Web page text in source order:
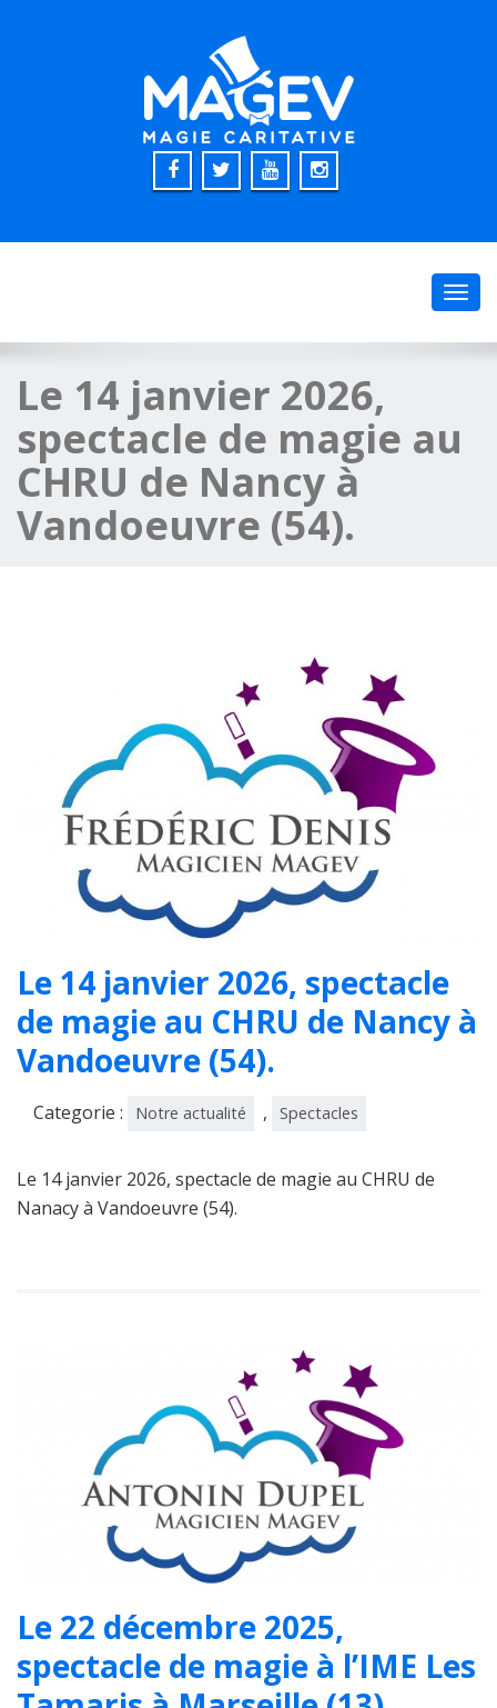
Le 14 janvier 2026,
spectacle de magie au
CHRU de Nancy à
Vandoeuvre (54).
Le 14 janvier 2026, spectacle
de magie au CHRU de Nancy à
Vandoeuvre (54).
Categorie : Notre actualité , Spectacles
Le 14 janvier 2026, spectacle de magie au CHRU de
Nanacy à Vandoeuvre (54).
Le 22 décembre 2025,
spectacle de magie à l’IME Les